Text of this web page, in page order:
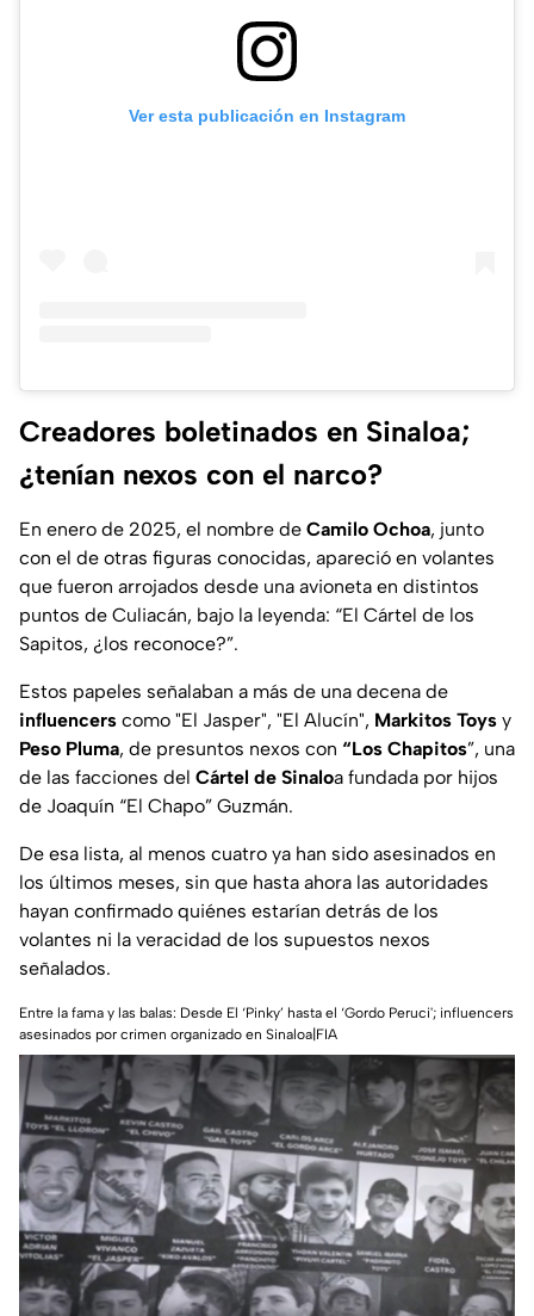
Ver esta publicación en Instagram
Creadores boletinados en Sinaloa;
¿tenían nexos con el narco?
En enero de 2025, el nombre de Camilo Ochoa, junto
con el de otras figuras conocidas, apareció en volantes
que fueron arrojados desde una avioneta en distintos
puntos de Culiacán, bajo la leyenda: “El Cártel de los
Sapitos, ¿los reconoce?”.
Estos papeles señalaban a más de una decena de
influencers como "El Jasper", "El Alucín", Markitos Toys y
Peso Pluma, de presuntos nexos con “Los Chapitos”, una
de las facciones del Cártel de Sinaloa fundada por hijos
de Joaquín “El Chapo” Guzmán.
De esa lista, al menos cuatro ya han sido asesinados en
los últimos meses, sin que hasta ahora las autoridades
hayan confirmado quiénes estarían detrás de los
volantes ni la veracidad de los supuestos nexos
señalados.
Entre la fama y las balas: Desde El ‘Pinky’ hasta el ‘Gordo Peruci'; influencers
asesinados por crimen organizado en Sinaloa|FIA